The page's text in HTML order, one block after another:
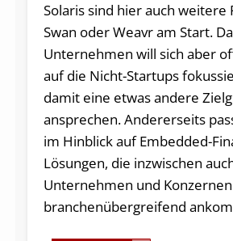
Solaris sind hier auch weitere
Swan oder Weavr am Start.
Unternehmen will sich aber
auf die Nicht-Startups
damit eine etwas andere
ansprechen. Andererseits
im Hinblick auf Embedded-
Lösungen, die inzwischen
Unternehmen und Konzernen
branchenübergreifend